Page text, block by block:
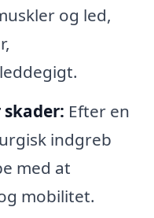
og led,
Efter en
indgreb
med at
mobilitet.